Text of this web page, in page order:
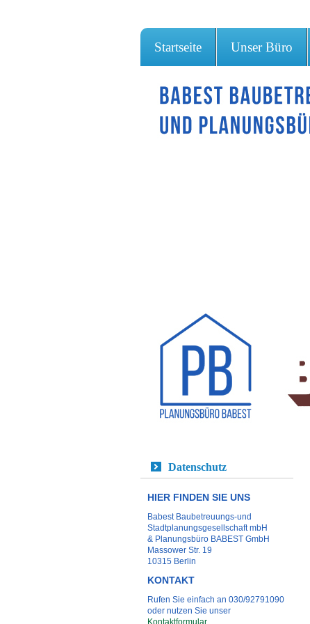
Startseite Unser Büro
Datenschutz
HIER FINDEN SIE UNS
Babest Baubetreuungs-und
Stadtplanungsgesellschaft mbH
& Planungsbüro BABEST GmbH
Massower Str. 19
10315 Berlin
KONTAKT
Rufen Sie einfach an 030/92791090
oder nutzen Sie unser
Kontaktformular.